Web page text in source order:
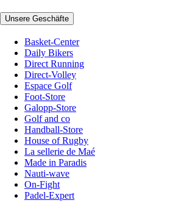
Unsere Geschäfte
Basket-Center
Daily Bikers
Direct Running
Direct-Volley
Espace Golf
Foot-Store
Galopp-Store
Golf and co
Handball-Store
House of Rugby
La sellerie de Maé
Made in Paradis
Nauti-wave
On-Fight
Padel-Expert